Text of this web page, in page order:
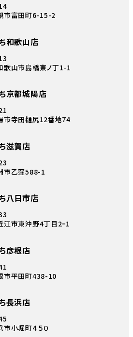
市富田町6-15-2
和歌山店
歌山市島橋東ノ丁1-1
京都城陽店
市寺田樋尻12番地74
滋賀店
市乙窪588-1
八日市店
江市東沖野4丁目2ｰ1
彦根店
市平田町438-10
長浜店
小堀町４５０